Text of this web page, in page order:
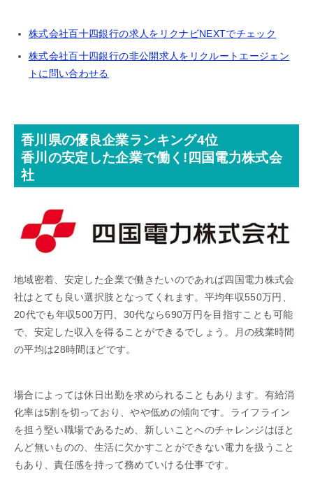
株式会社百十四銀行の求人をリクナビNEXTでチェック
株式会社百十四銀行の非公開求人をリクルートエージェン
トに問い合わせる
香川県の優良企業ランキング4位
香川の安定した企業で働く!四国電力株式会
社
地域密着、安定した企業で働きたいのであれば四国電力株式会
社はとても良い選択肢となってくれます。平均年収550万円、
20代でも年収500万円、30代なら690万円を目指すことも可能
で、安定した収入を得ることができるでしょう。月の残業時間
の平均は28時間ほどです。
場合によっては休日出勤を求められることもあります。有給消
化率は5割を切っており、やや低めの傾向です。ライフライン
を担う堅い職場であるため、新しいことへのチャレンジはほと
んど無いものの、生活に欠かすことができない電力を扱うこと
もあり、責任感を持って務めていける仕事です。